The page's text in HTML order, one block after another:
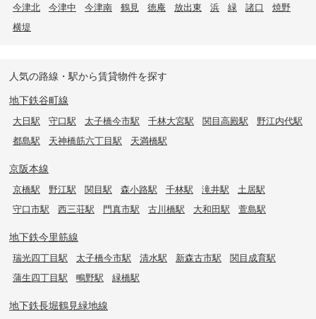
今津北 今津中 今津南 鶴見 徳庵 放出東 浜 緑 諸口
焼野
横堤
人気の路線・駅から賃貸物件を探す
地下鉄谷町線
大日駅 守口駅 太子橋今市駅 千林大宮駅 関目高殿駅
野江内代駅
都島駅
天神橋筋六丁目駅 天満橋駅
京阪本線
京橋駅 野江駅 関目駅 森小路駅 千林駅 滝井駅
土居駅
守口市駅
西三荘駅 門真市駅 古川橋駅 大和田駅 萱島駅
地下鉄今里筋線
瑞光四丁目駅 太子橋今市駅 清水駅 新森古市駅
関目成育駅
蒲生四丁目駅
鴫野駅 緑橋駅
地下鉄長堀鶴見緑地線